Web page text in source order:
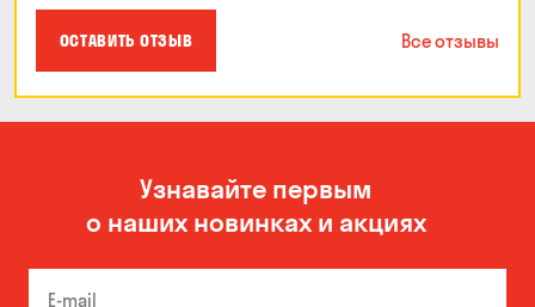
ОСТАВИТЬ ОТЗЫВ Все отзывы
Узнавайте первым
о наших новинках и акциях